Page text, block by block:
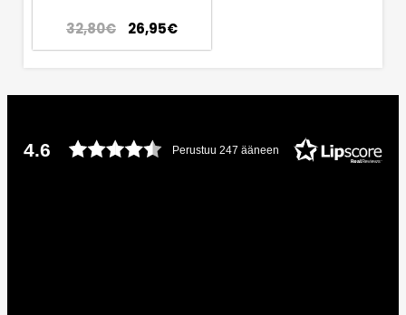
32,80€ 26,95€
4.6 Perustuu 247 ääneen